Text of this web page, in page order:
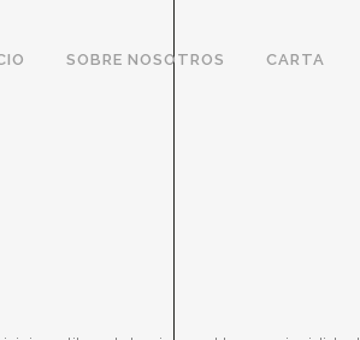
SOBRE NOSOTROS CARTA